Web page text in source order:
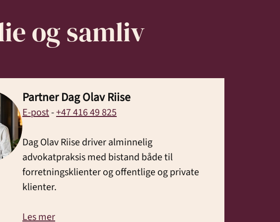
og samliv
Partner Dag Olav Riise
E-post-+47 416 49 825
Dag Olav Riise driver alminnelig
advokatpraksis med bistand både til
forretningsklienter og offentlige og private
klienter.
Les mer